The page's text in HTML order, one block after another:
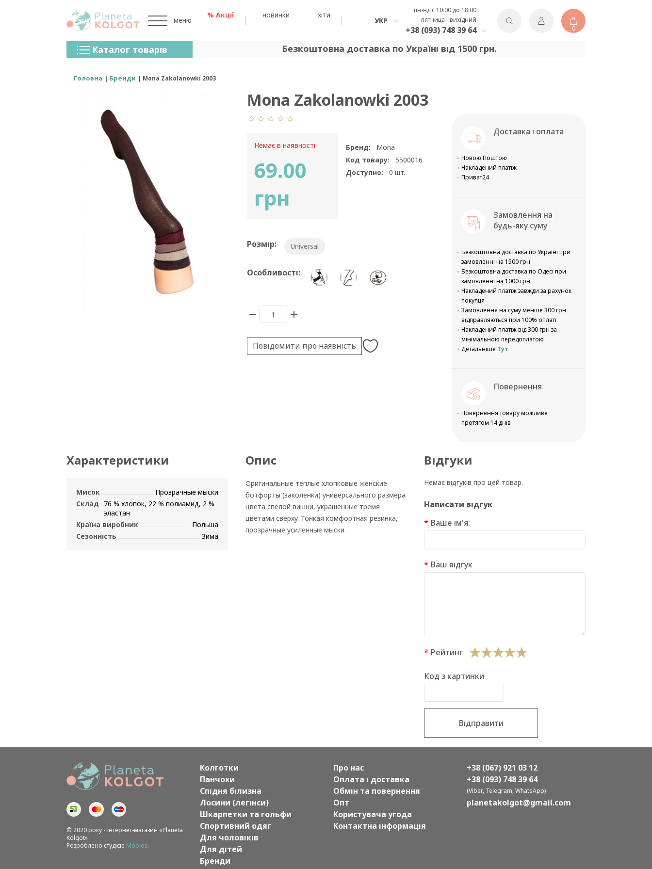
меню
% Акції новинки хіти
УКР
пн-нд с 10:00 до 18:00
пятница - вихідний
+38 (093) 748 39 64 0
Каталог товарів
Колготки
Панчохи
Спідня Білизна
Шкарпетки Та Гольфи
Спортивний Одяг
Для Чоловіків
Безкоштовна доставка по Україні від 1500 грн.
Головна Бренди Mona Zakolanowki 2003
Mona Zakolanowki 2003
Немає в наявності
69.00
грн
Бренд:
Mona
Код товару:
5500016
Доступно:
0 шт.
Розмір: Universal
Особливості:
Повідомити про наявність
Доставка і оплата
Новою Поштою
Накладений платіж
Приват24
Замовлення на
будь-яку суму
Безкоштовна доставка по Україні при
замовленні на 1500 грн
Безкоштовна доставка по Одесі при
замовленні на 1000 грн
Накладений платіж завжди за рахунок
покупця
Замовлення на суму менше 300 грн
відправляються при 100% оплаті
Накладений платіж від 300 грн за
мінімальною передоплатою
Детальніше Тут
Повернення
Повернення товару можливе
протягом 14 днів
Характеристики
Мисок
Прозрачные мыски
Склад
76 % хлопок, 22 % полиамид, 2 %
эластан
Країна виробник
Польша
Сезонність
Зима
Опис
Оригинальные теплые хлопковые женские
ботфорты (заколенки) универсального размера
цвета спелой вишни, украшенные тремя
цветами сверху. Тонкая комфортная резинка,
прозрачные усиленные мыски.
Відгуки
Немає відгуків про цей товар.
Написати відгук
Ваше ім'я:
Ваш відгук
Рейтинг
Код з картинки
Відправити
© 2020 року - Інтернет-магазин «Planeta
Kolgot»
Розроблено студією Mobios.
Колготки
Панчохи
Спідня білизна
Лосини (легінси)
Шкарпетки та гольфи
Спортивний одяг
Для чоловіків
Для дітей
Бренди
Про нас
Оплата і доставка
Обмін та повернення
Опт
Користувача угода
Контактна інформація
+38 (067) 921 03 12
+38 (093) 748 39 64
(Viber, Telegram, WhatsApp)
planetakolgot@gmail.com